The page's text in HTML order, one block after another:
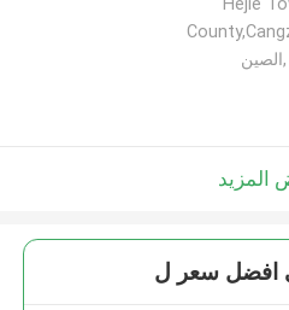
المزيد
افضل سعر ل